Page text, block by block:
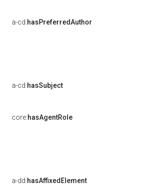
a-cd:hasPreferredAuthor
a-cd:hasSubject
core:hasAgentRole
a-dd:hasAffixedElement